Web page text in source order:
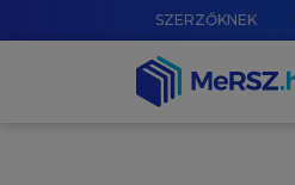
SZERZŐKNEK